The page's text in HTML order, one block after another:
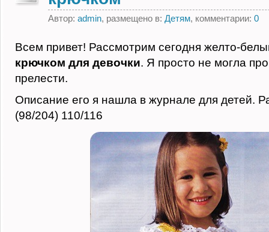
Автор: admin, размещено в: Детям, комментарии: 0
Всем привет! Рассмотрим сегодня желто-
крючком для девочки. Я просто не могла
прелести.
Описание его я нашла в журнале для детей.
(98/204) 110/116